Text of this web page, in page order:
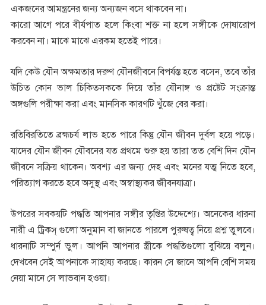
একজনের আমন্ত্রনের জন্য অন্যজন বসে থাকবেন না।
কারো আগে পরে বীর্যপাত হলে কিংবা শক্ত না হলে সঙ্গীকে দোষারোপ
করবেন না। মাঝে মাঝে এরকম হতেই পারে।
যদি কেউ যৌন অক্ষমতার দরুণ যৌনজীবনে বিপর্যস্ত হতে বসেন, তবে তাঁর
উচিত্‍ কোন ভাল চিকিত্‍সককে দিয়ে তাঁর যৌনাঙ্গ ও প্রষ্টেট সংক্রান্ত
অঙ্গগুলি পরীক্ষা করা এবং মানসিক কারণটি খুঁজে বের করা।
রতিবিরতিতে ব্রহ্মচর্য লাভ হতে পারে কিন্তু যৌন জীবন দুর্বল হয়ে পড়ে।
যাদের যৌন জীবন যৌবনের যত প্রথমে শুরু হয় তারা তত বেশি দিন যৌন
জীবনে সক্রিয় থাকেন। অবশ্য এর জন্য দেহ এবং মনের যত্ম নিতে হবে,
পরিত্যাগ করতে হবে অসুস্থ এবং অস্বাস্থ্যকর জীবনযাত্রা।
উপরের সবকয়টি পদ্ধতি আপনার সঙ্গীর তৃপ্তির উদ্দেশ্যে। অনেকের ধারনা
নারী এ ট্রিকস্ গুলো অনুমান বা জানতে পারলে পুরুষত্ব নিয়ে প্রশ্ন তুলবে।
ধারনাটি সম্পুর্ন ভুল। আপনি আপনার স্ত্রীকে পদ্ধতিগুলো বুঝিয়ে বলুন।
দেখবেন সেই আপনাকে সাহায্য করছে। কারন সে জানে আপনি বেশি সময়
নেয়া মানে সে লাভবান হওয়া।